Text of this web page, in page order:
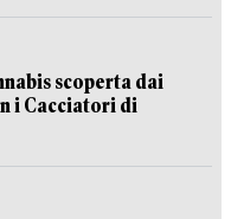
scoperta dai
i Cacciatori di